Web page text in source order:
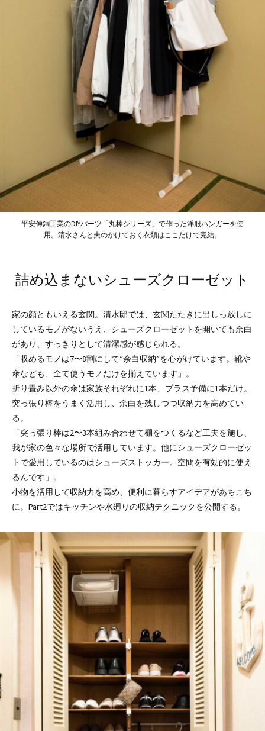
平安伸銅工業のDIYパーツ「丸棒シリーズ」で作った洋服ハンガーを使
用。清水さんと夫のかけておく衣類はここだけで完結。
詰め込まないシューズクローゼット
家の顔ともいえる玄関。清水邸では、玄関たたきに出しっ放しに
しているモノがないうえ、シューズクローゼットを開いても余白
があり、すっきりとして清潔感が感じられる。
「収めるモノは7〜8割にして“余白収納”を心がけています。靴や
傘なども、全て使うモノだけを揃えています」。
折り畳み以外の傘は家族それぞれに1本、プラス予備に1本だけ。
突っ張り棒をうまく活用し、余白を残しつつ収納力を高めてい
る。
「突っ張り棒は2〜3本組み合わせて棚をつくるなど工夫を施し、
我が家の色々な場所で活用しています。他にシューズクローゼッ
トで愛用しているのはシューズストッカー。空間を有効的に使え
るんです」。
小物を活用して収納力を高め、便利に暮らすアイデアがあちこち
に。Part2ではキッチンや水廻りの収納テクニックを公開する。